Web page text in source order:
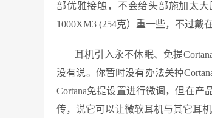
部优雅接触，不会给头部施加太大
1000XM3 (254克）重一些，不过戴
耳机引入永不休眠、免提
没有说。你暂时没有办法关掉
Cortana免提设置进行微调，但在产
传，说它可以让微软耳机与其它耳机